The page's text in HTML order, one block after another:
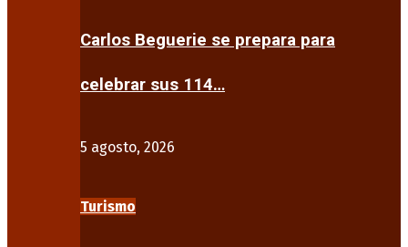
Carlos Beguerie se prepara para
celebrar sus 114…
5 agosto, 2026
Turismo